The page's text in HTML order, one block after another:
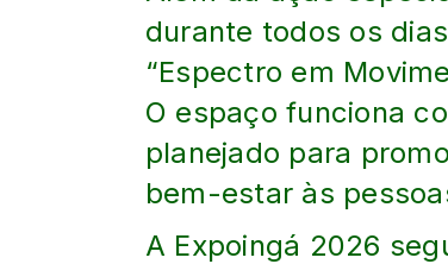
durante todos os
“Espectro em
O espaço funciona
planejado para
bem-estar às
A Expoingá 2026